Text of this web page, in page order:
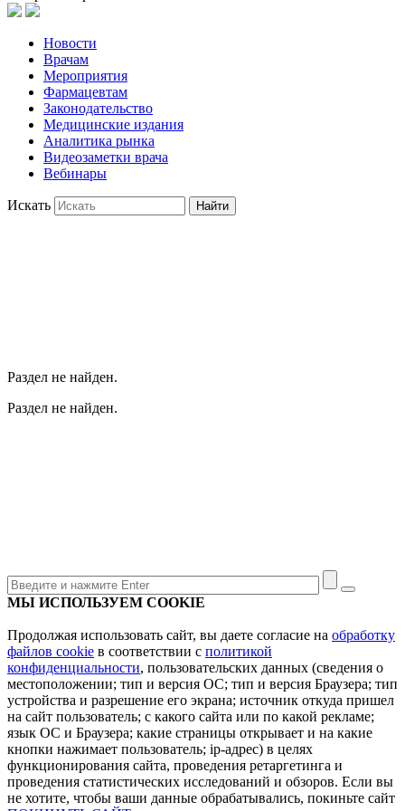
Новости
Врачам
Мероприятия
Фармацевтам
Законодательство
Медицинские издания
Аналитика рынка
Видеозаметки врача
Вебинары
Искать Найти
Раздел не найден.
Раздел не найден.
МЫ ИСПОЛЬЗУЕМ COOKIE
Продолжая использовать сайт, вы даете согласие на обработку
файлов cookie в соответствии с политикой
конфиденциальности, пользовательских данных (сведения о
местоположении; тип и версия ОС; тип и версия Браузера; тип
устройства и разрешение его экрана; источник откуда пришел
на сайт пользователь; с какого сайта или по какой рекламе;
язык ОС и Браузера; какие страницы открывает и на какие
кнопки нажимает пользователь; ip-адрес) в целях
функционирования сайта, проведения ретаргетинга и
проведения статистических исследований и обзоров. Если вы
не хотите, чтобы ваши данные обрабатывались, покиньте сайт